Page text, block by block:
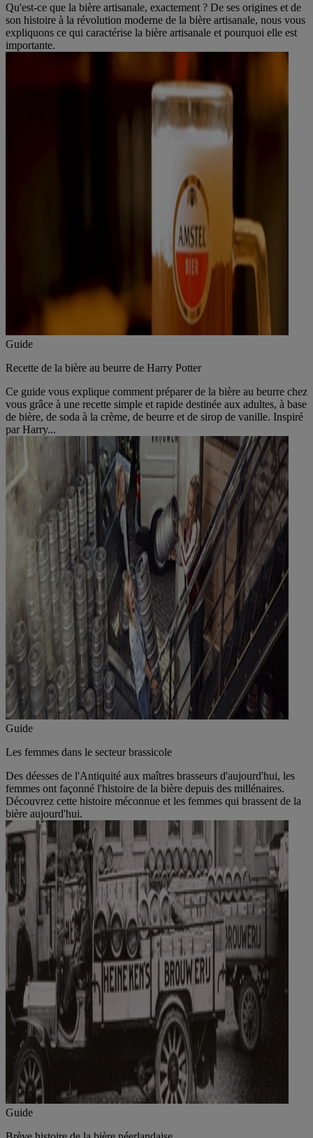
Qu'est-ce que la bière artisanale, exactement ? De ses origines et de
son histoire à la révolution moderne de la bière artisanale, nous vous
expliquons ce qui caractérise la bière artisanale et pourquoi elle est
importante.
Guide
Recette de la bière au beurre de Harry Potter
Ce guide vous explique comment préparer de la bière au beurre chez
vous grâce à une recette simple et rapide destinée aux adultes, à base
de bière, de soda à la crème, de beurre et de sirop de vanille. Inspiré
par Harry...
Guide
Les femmes dans le secteur brassicole
Des déesses de l'Antiquité aux maîtres brasseurs d'aujourd'hui, les
femmes ont façonné l'histoire de la bière depuis des millénaires.
Découvrez cette histoire méconnue et les femmes qui brassent de la
bière aujourd'hui.
Guide